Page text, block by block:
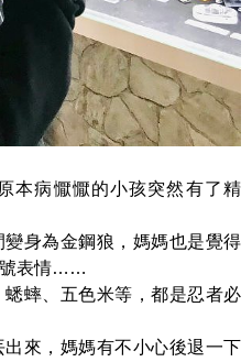
本病懨懨的小孩突然有了精
身為金鋼狼，媽媽也是覺得
號表情……
蟀、五色米等，都是忍者必
來，媽媽有不小心後退一下